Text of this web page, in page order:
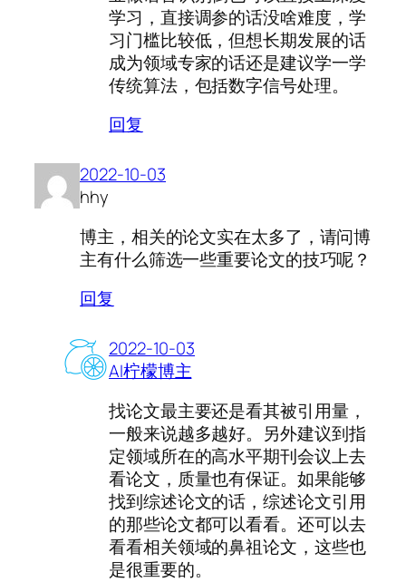
学习，直接调参的话没啥难度，学
习门槛比较低，但想长期发展的话
成为领域专家的话还是建议学一学
传统算法，包括数字信号处理。
回复
2022-10-03
hhy
博主，相关的论文实在太多了，请问博
主有什么筛选一些重要论文的技巧呢？
回复
2022-10-03
AI柠檬博主
找论文最主要还是看其被引用量，
一般来说越多越好。另外建议到指
定领域所在的高水平期刊会议上去
看论文，质量也有保证。如果能够
找到综述论文的话，综述论文引用
的那些论文都可以看看。还可以去
看看相关领域的鼻祖论文，这些也
是很重要的。